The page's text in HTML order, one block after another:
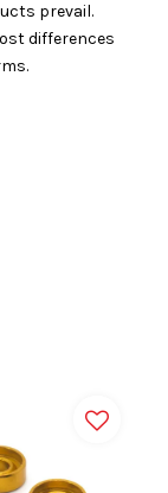
prevail.
differences